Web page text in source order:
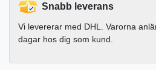
Snabb leverans
Vi levererar med DHL. Varorna
dagar hos dig som kund.